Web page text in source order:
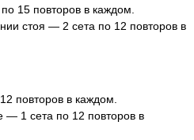
15 повторов в каждом.
стоя — 2 сета по 12 повторов в
повторов в каждом.
— 1 сета по 12 повторов в